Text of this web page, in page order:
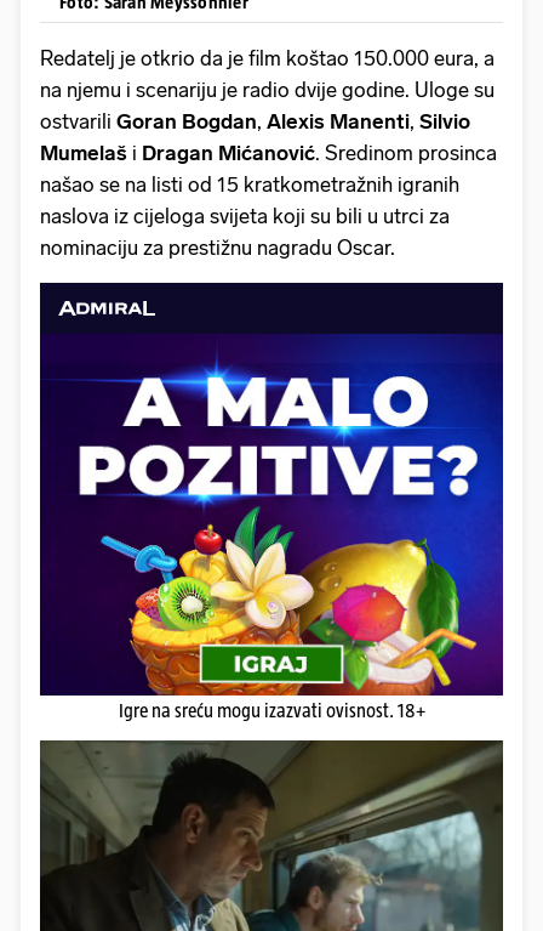
Redatelj je otkrio da je film koštao 150.000 eura, a
na njemu i scenariju je radio dvije godine. Uloge su
ostvarili Goran Bogdan, Alexis Manenti, Silvio
Mumelaš i Dragan Mićanović. Sredinom prosinca
našao se na listi od 15 kratkometražnih igranih
naslova iz cijeloga svijeta koji su bili u utrci za
nominaciju za prestižnu nagradu Oscar.
Igre na sreću mogu izazvati ovisnost. 18+